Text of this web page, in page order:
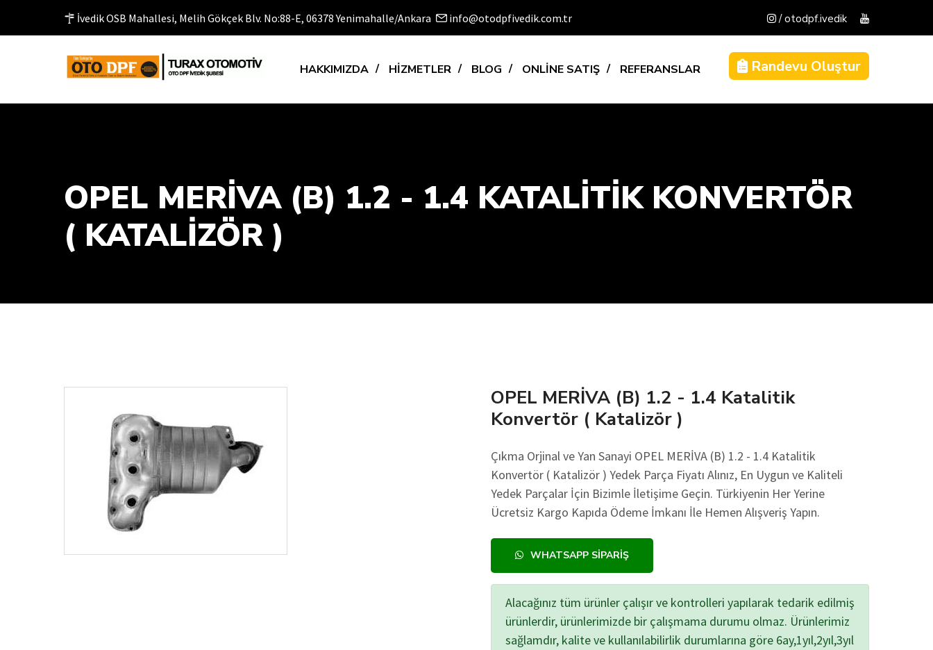
İvedik OSB Mahallesi, Melih Gökçek Blv. No:88-E, 06378 Yenimahalle/Ankara info@otodpfivedik.com.tr / otodpf.ivedik
HAKKIMIZDA HİZMETLER BLOG ONLİNE SATIŞ REFERANSLAR Randevu Oluştur
OPEL MERİVA (B) 1.2 - 1.4 KATALITIK KONVERTÖR
( KATALIZÖR )
OPEL MERİVA (B) 1.2 - 1.4 Katalitik
Konvertör ( Katalizör )
Çıkma Orjinal ve Yan Sanayi OPEL MERİVA (B) 1.2 - 1.4 Katalitik
Konvertör ( Katalizör ) Yedek Parça Fiyatı Alınız, En Uygun ve Kaliteli
Yedek Parçalar İçin Bizimle İletişime Geçin. Türkiyenin Her Yerine
Ücretsiz Kargo Kapıda Ödeme İmkanı İle Hemen Alışveriş Yapın.
WHATSAPP SIPARIŞ
Alacağınız tüm ürünler çalışır ve kontrolleri yapılarak tedarik edilmiş
ürünlerdir, ürünlerimizde bir çalışmama durumu olmaz. Ürünlerimiz
sağlamdır, kalite ve kullanılabilirlik durumlarına göre 6ay,1yıl,2yıl,3yıl